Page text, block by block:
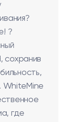
?
сохранив
WhiteMine
где